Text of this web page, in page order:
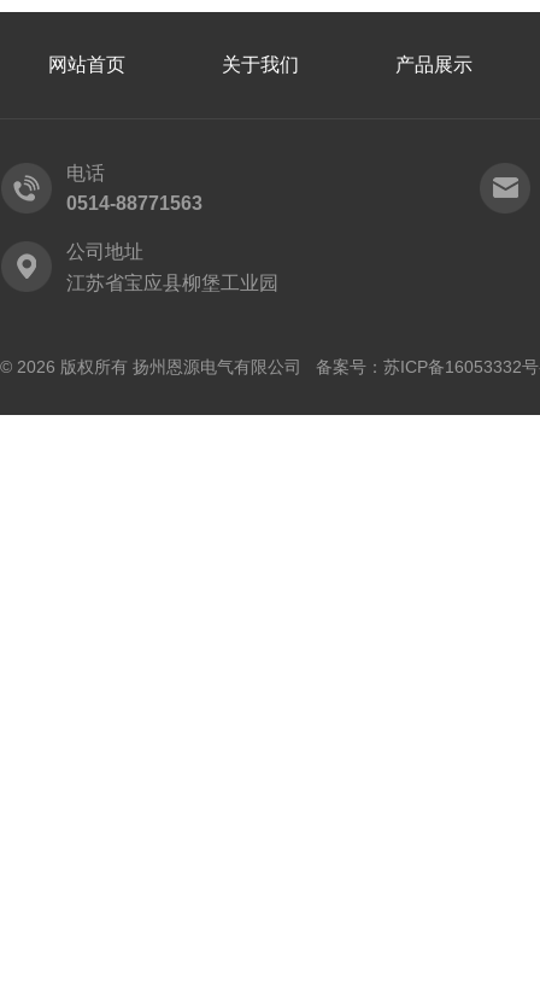
网站首页 关于我们 产品展示
电话
0514-88771563
公司地址
江苏省宝应县柳堡工业园
© 2026 版权所有 扬州恩源电气有限公司 备案号： 苏ICP备16053332